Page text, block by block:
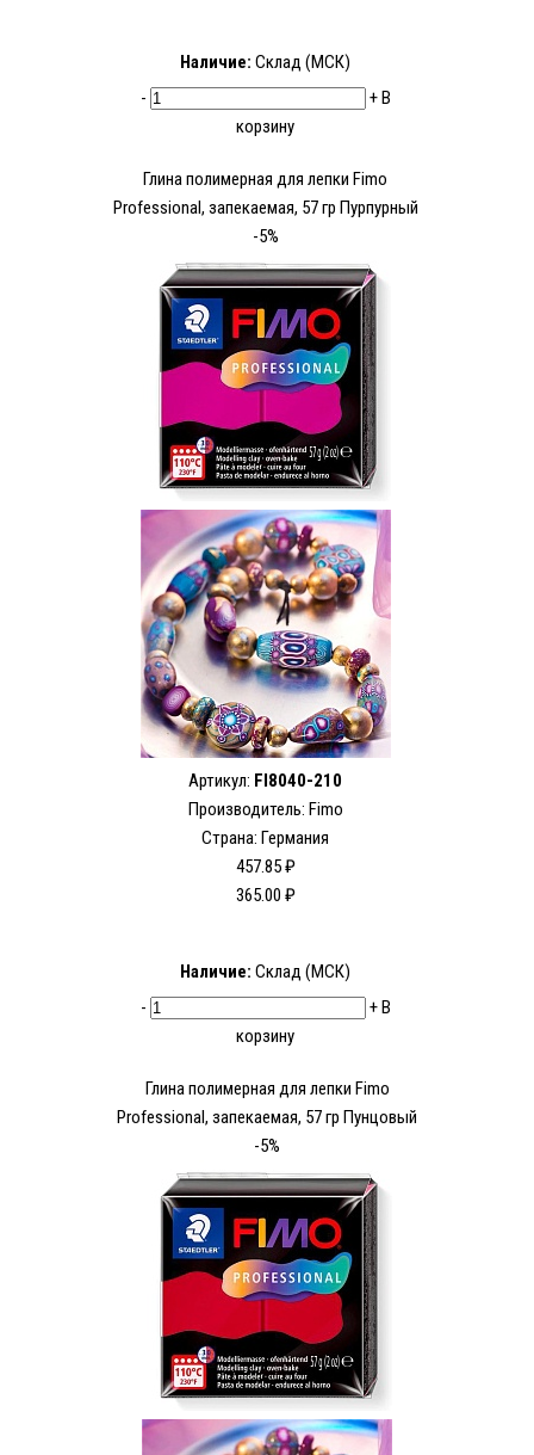
Наличие: Склад (МСК)
-
+В
корзину
Глина полимерная для лепки Fimo
Рrofessional, запекаемая, 57 гр Пурпурный
-5%
Артикул: FI8040-210
Производитель: Fimo
Страна: Германия
457.85 ₽
365.00 ₽
Наличие: Склад (МСК)
-
+В
корзину
Глина полимерная для лепки Fimo
Рrofessional, запекаемая, 57 гр Пунцовый
-5%